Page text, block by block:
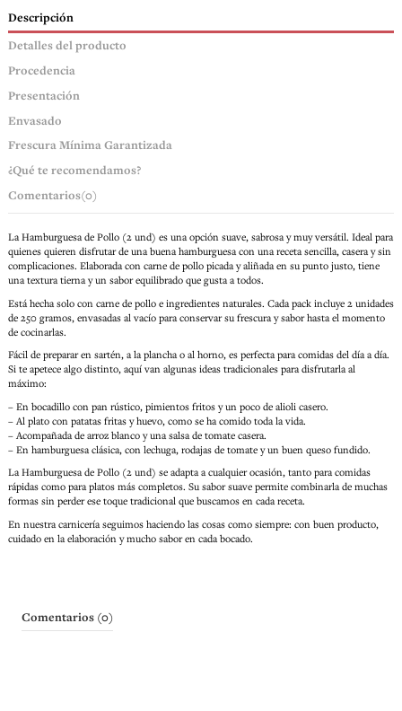
Descripción
Detalles del producto
Procedencia
Presentación
Envasado
Frescura Mínima Garantizada
¿Qué te recomendamos?
Comentarios(0)
La Hamburguesa de Pollo (2 und) es una opción suave, sabrosa y muy versátil. Ideal para
quienes quieren disfrutar de una buena hamburguesa con una receta sencilla, casera y sin
complicaciones. Elaborada con carne de pollo picada y aliñada en su punto justo, tiene
una textura tierna y un sabor equilibrado que gusta a todos.
Está hecha solo con carne de pollo e ingredientes naturales. Cada pack incluye 2 unidades
de 250 gramos, envasadas al vacío para conservar su frescura y sabor hasta el momento
de cocinarlas.
Fácil de preparar en sartén, a la plancha o al horno, es perfecta para comidas del día a día.
Si te apetece algo distinto, aquí van algunas ideas tradicionales para disfrutarla al
máximo:
– En bocadillo con pan rústico, pimientos fritos y un poco de alioli casero.
– Al plato con patatas fritas y huevo, como se ha comido toda la vida.
– Acompañada de arroz blanco y una salsa de tomate casera.
– En hamburguesa clásica, con lechuga, rodajas de tomate y un buen queso fundido.
La Hamburguesa de Pollo (2 und) se adapta a cualquier ocasión, tanto para comidas
rápidas como para platos más completos. Su sabor suave permite combinarla de muchas
formas sin perder ese toque tradicional que buscamos en cada receta.
En nuestra carnicería seguimos haciendo las cosas como siempre: con buen producto,
cuidado en la elaboración y mucho sabor en cada bocado.
Comentarios (0)